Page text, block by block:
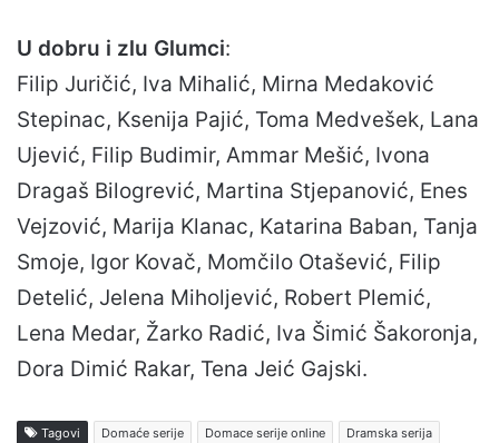
U dobru i zlu Glumci:
Filip Juričić, Iva Mihalić, Mirna Medaković
Stepinac, Ksenija Pajić, Toma Medvešek, Lana
Ujević, Filip Budimir, Ammar Mešić, Ivona
Dragaš Bilogrević, Martina Stjepanović, Enes
Vejzović, Marija Klanac, Katarina Baban, Tanja
Smoje, Igor Kovač, Momčilo Otašević, Filip
Detelić, Jelena Miholjević, Robert Plemić,
Lena Medar, Žarko Radić, Iva Šimić Šakoronja,
Dora Dimić Rakar, Tena Jeić Gajski.
Tagovi Domaće serije Domace serije online
Dramska serija